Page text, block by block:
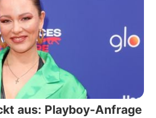
aus: Playboy-Anfrage